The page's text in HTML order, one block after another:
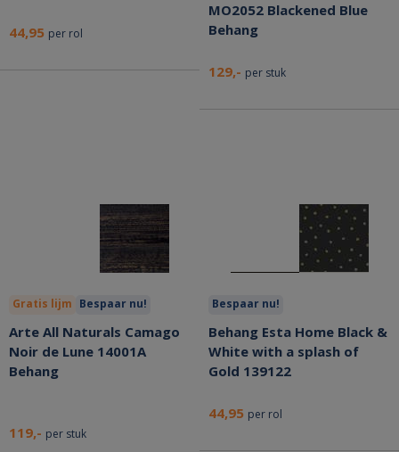
44,95 per rol
MO2052 Blackened Blue
Behang
129,- per stuk
Gratis lijm Bespaar nu!
Arte All Naturals Camago
Noir de Lune 14001A
Behang
119,- per stuk
Bespaar nu!
Behang Esta Home Black &
White with a splash of
Gold 139122
44,95 per rol